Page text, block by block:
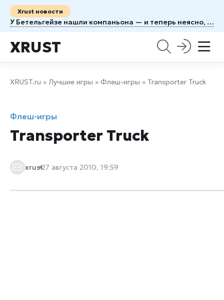
Xrust новости
У Бетельгейзе нашли компаньона — и теперь неясно, когда рванёт
XRUST
XRUST.ru » Лучшие игры » Флеш-игры » Transporter Truck
Флеш-игры
Transporter Truck
xrust27 августа 2010, 19:59